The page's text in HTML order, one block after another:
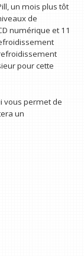
un mois plus tôt
de
numérique et 11
pour cette
vous permet de
un